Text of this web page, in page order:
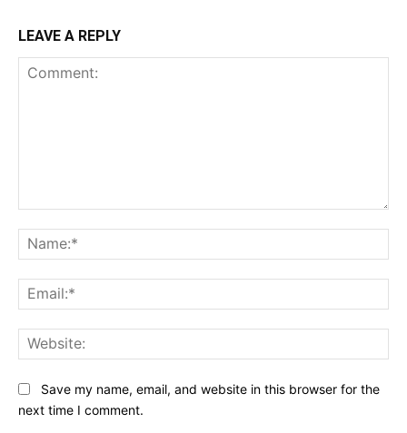
LEAVE A REPLY
Save my name, email, and website in this browser for the
next time I comment.